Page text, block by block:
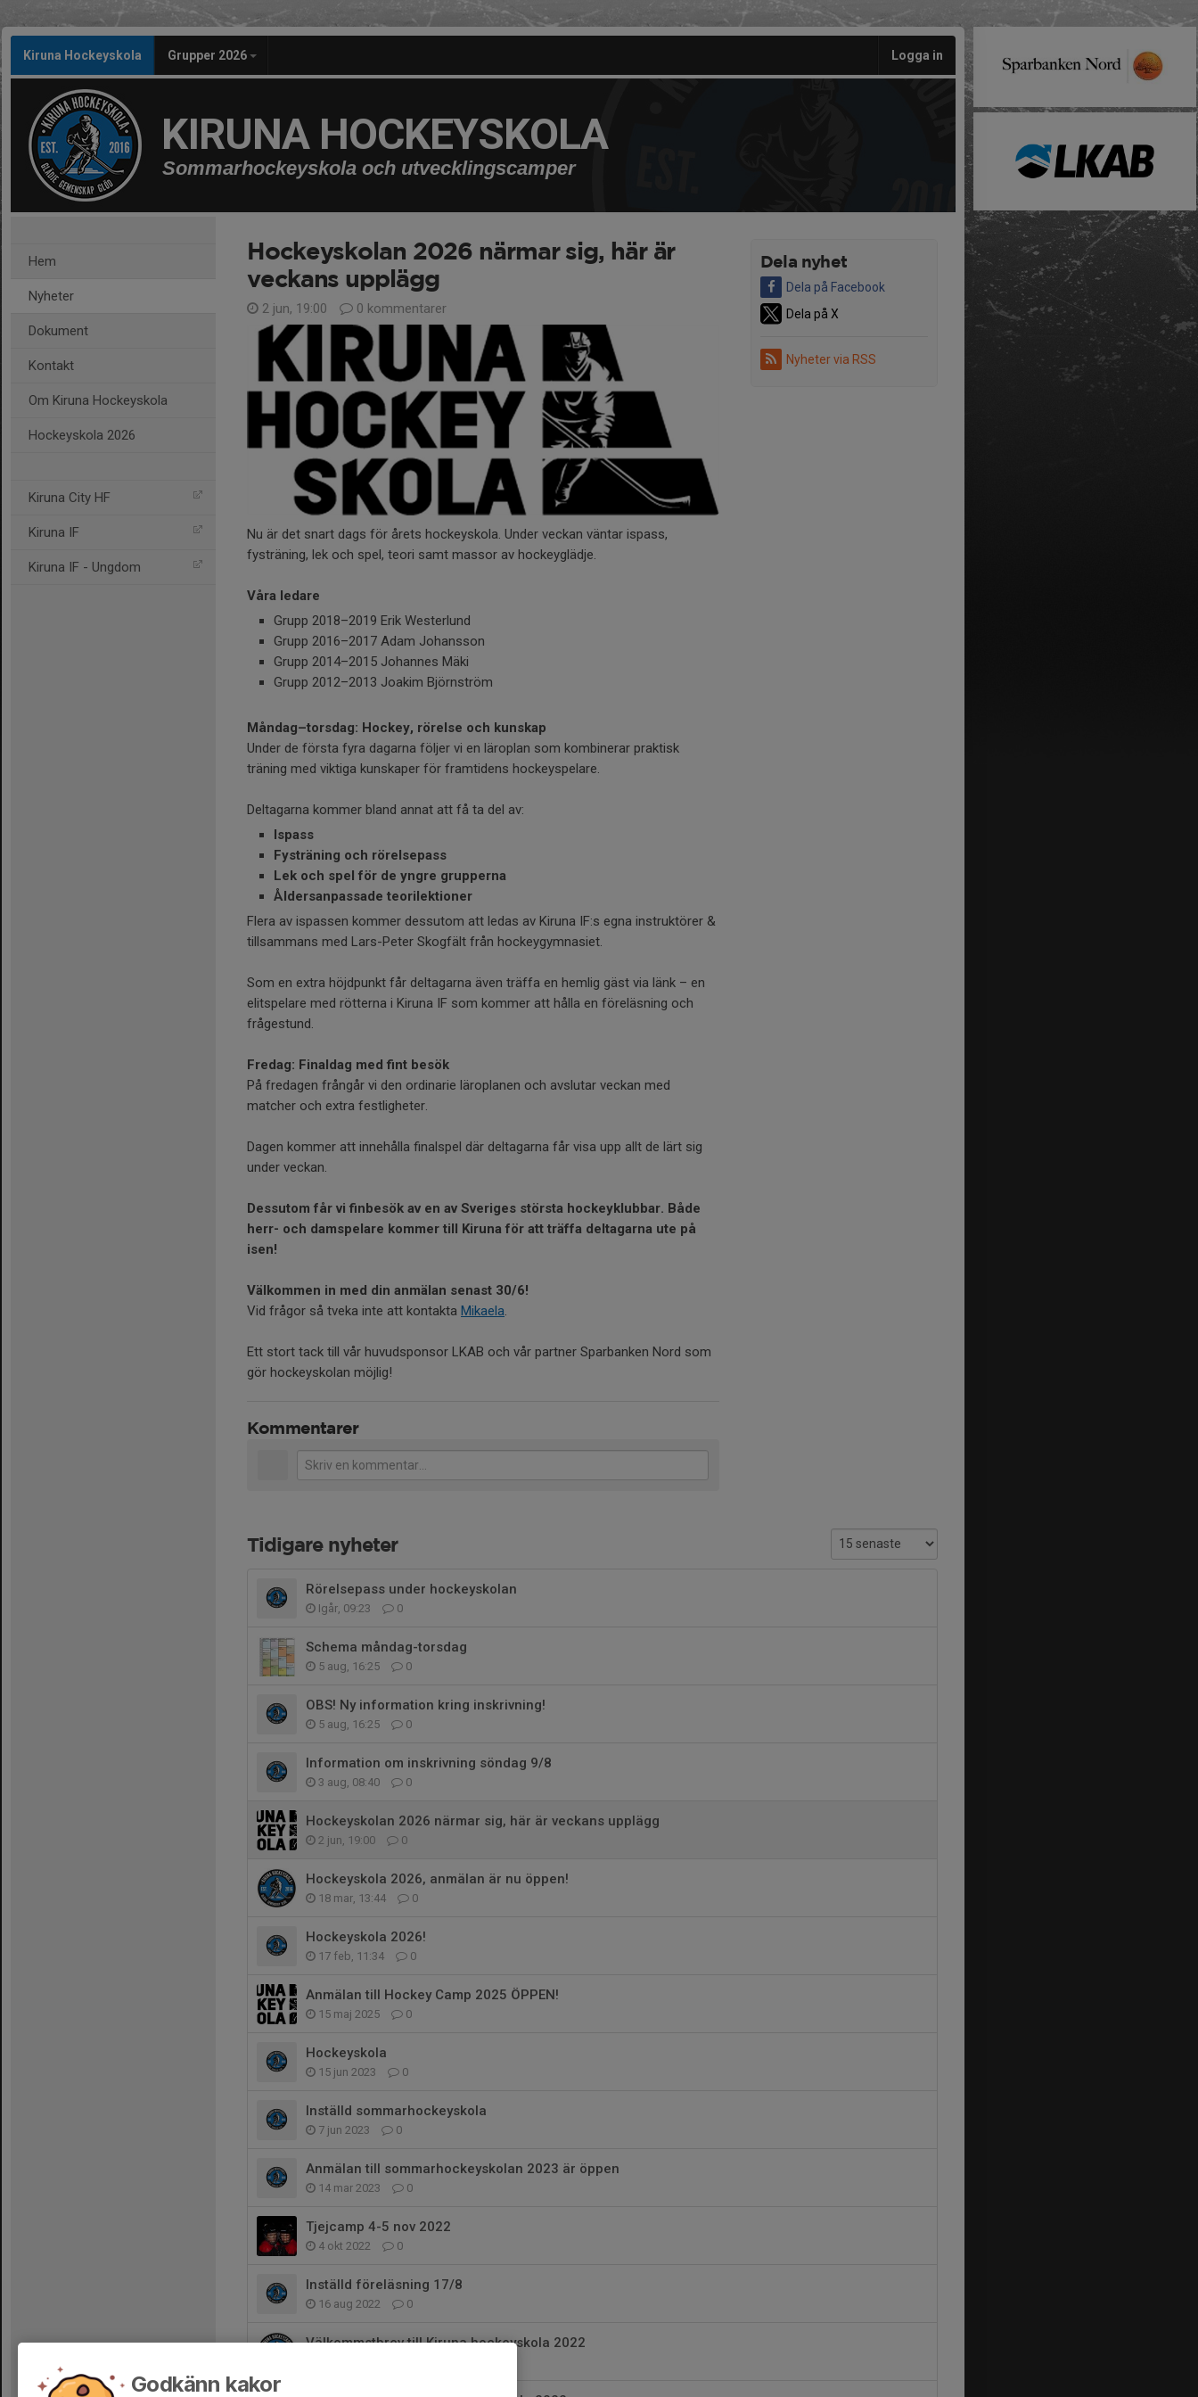
Kiruna Hockeyskola Grupper 2026 Logga in
KIRUNA HOCKEYSKOLA
Sommarhockeyskola och utvecklingscamper
Hem
Nyheter
Dokument
Kontakt
Om Kiruna Hockeyskola
Hockeyskola 2026
Kiruna City HF
Kiruna IF
Kiruna IF - Ungdom
Dela nyhet
Dela på Facebook
Dela på X
Nyheter via RSS
Hockeyskolan 2026 närmar sig, här är
veckans upplägg
2 jun, 19:00 0 kommentarer
Nu är det snart dags för årets hockeyskola. Under veckan väntar ispass,
fysträning, lek och spel, teori samt massor av hockeyglädje.
Våra ledare
Grupp 2018–2019 Erik Westerlund
Grupp 2016–2017 Adam Johansson
Grupp 2014–2015 Johannes Mäki
Grupp 2012–2013 Joakim Björnström
Måndag–torsdag: Hockey, rörelse och kunskap
Under de första fyra dagarna följer vi en läroplan som kombinerar praktisk
träning med viktiga kunskaper för framtidens hockeyspelare.
Deltagarna kommer bland annat att få ta del av:
Ispass
Fysträning och rörelsepass
Lek och spel för de yngre grupperna
Åldersanpassade teorilektioner
Flera av ispassen kommer dessutom att ledas av Kiruna IF:s egna instruktörer &
tillsammans med Lars-Peter Skogfält från hockeygymnasiet.
Som en extra höjdpunkt får deltagarna även träffa en hemlig gäst via länk – en
elitspelare med rötterna i Kiruna IF som kommer att hålla en föreläsning och
frågestund.
Fredag: Finaldag med fint besök
På fredagen frångår vi den ordinarie läroplanen och avslutar veckan med
matcher och extra festligheter.
Dagen kommer att innehålla finalspel där deltagarna får visa upp allt de lärt sig
under veckan.
Dessutom får vi finbesök av en av Sveriges största hockeyklubbar. Både
herr- och damspelare kommer till Kiruna för att träffa deltagarna ute på
isen!
Välkommen in med din anmälan senast 30/6!
Vid frågor så tveka inte att kontakta Mikaela
Ett stort tack till vår huvudsponsor LKAB och vår partner Sparbanken Nord som
gör hockeyskolan möjlig!
Kommentarer
Tidigare nyheter
Rörelsepass under hockeyskolan
Igår, 09:23 0
Schema måndag-torsdag
5 aug, 16:25 0
OBS! Ny information kring inskrivning!
5 aug, 16:25 0
Information om inskrivning söndag 9/8
3 aug, 08:40 0
Hockeyskolan 2026 närmar sig, här är veckans upplägg
2 jun, 19:00 0
Hockeyskola 2026, anmälan är nu öppen!
18 mar, 13:44 0
Hockeyskola 2026!
17 feb, 11:34 0
Anmälan till Hockey Camp 2025 ÖPPEN!
15 maj 2025 0
Hockeyskola
15 jun 2023 0
Inställd sommarhockeyskola
7 jun 2023 0
Anmälan till sommarhockeyskolan 2023 är öppen
14 mar 2023 0
Tjejcamp 4-5 nov 2022
4 okt 2022 0
Inställd föreläsning 17/8
16 aug 2022 0
Välkommstbrev till Kiruna hockeyskola 2022
Godkänn kakor